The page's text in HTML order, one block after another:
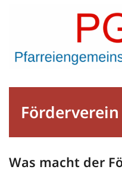
Was macht der